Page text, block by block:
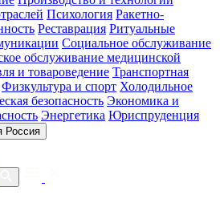
Психология Ракетно-
Реставрация Ритуальные
Социальное обслуживание
обслуживание медицинской
и товароведение Транспортная
Физкультура и спорт Холодильное
безопасность Экономика и
Энергетика Юриспруденция
Россия